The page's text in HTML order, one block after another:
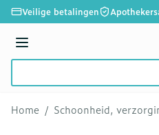
Ga naar de inhoud
Veilige betalingen
Menu
Home / Schoonheid,